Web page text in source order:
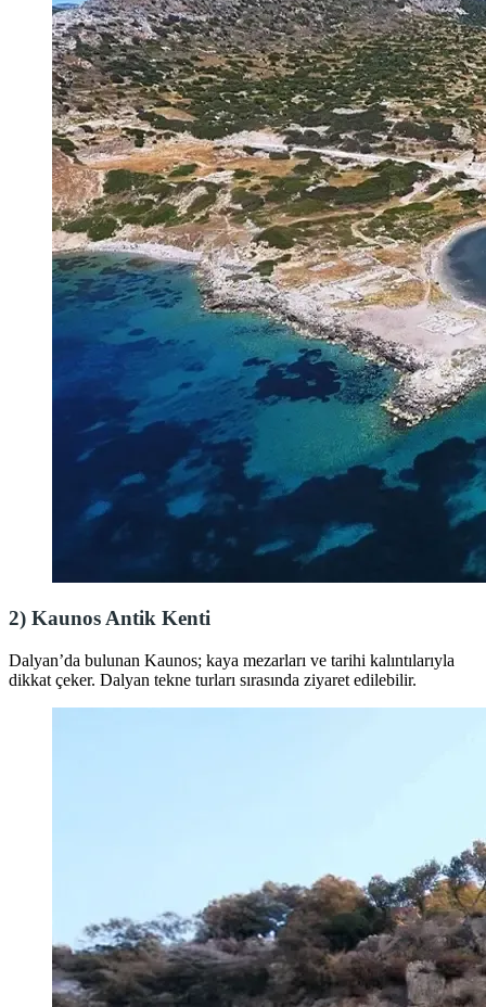
2) Kaunos Antik Kenti
Dalyan’da bulunan Kaunos; kaya mezarları ve tarihi kalıntılarıyla
dikkat çeker. Dalyan tekne turları sırasında ziyaret edilebilir.